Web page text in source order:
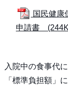
国民健康
申請書
入院中の食事代
「標準負担額」